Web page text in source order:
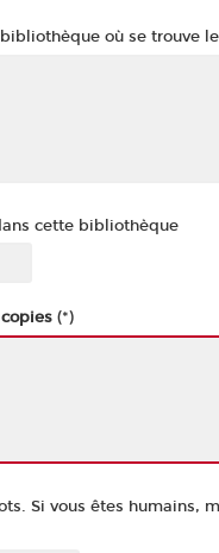
où se trouve
cette bibliothèque
(*)
Si vous êtes humains,